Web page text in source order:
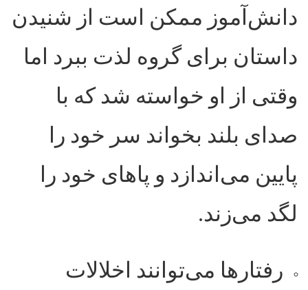
دانش‌آموز ممکن است از شنیدن
داستان برای گروه لذت ببرد اما
وقتی از او خواسته شد که با
صدای بلند بخواند سر خود را
پایین می‌اندازد و پا‌های خود را
لگد می‌زند.
رفتار‌ها می‌توانند اخلالات